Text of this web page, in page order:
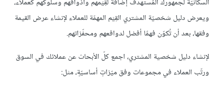
السكانيّة لجمهورك المُستهدف إضافةً لقِيَمهم وأذواقهم وسلوكهم كعملاء،
ويعرض دليل شخصيّة المشتري القِيَم المهمّة للعملاء لإنشاء عرض القيمة
وفقها، بعد أن تُكوّن فهمًا أفضل لدوافعهم ومحفّزاتهم.
لإنشاء دليل شخصية المشتري، اجمع كلّ الأبحاث عن عملائك في السوق
ورتّب العملاء في مجموعات وفق ميّزاتٍ أساسيّةٍ، مثل: